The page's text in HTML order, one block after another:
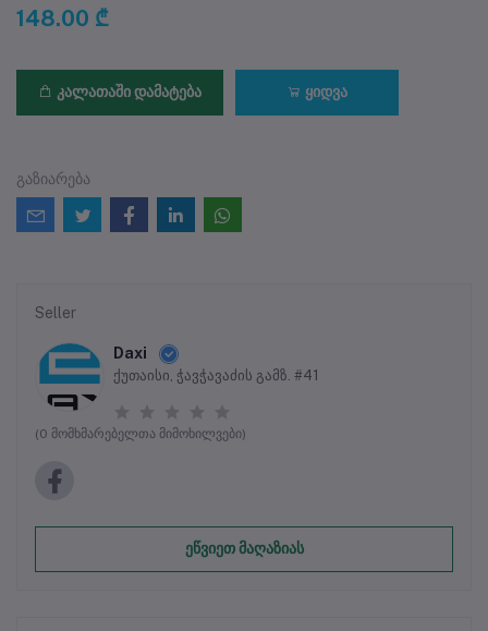
148.00 ₾
კალათაში დამატება ყიდვა
გაზიარება
Seller
Daxi
ქუთაისი, ჭავჭავაძის გამზ. #41
(0 მომხმარებელთა მიმოხილვები)
ეწვიეთ მაღაზიას